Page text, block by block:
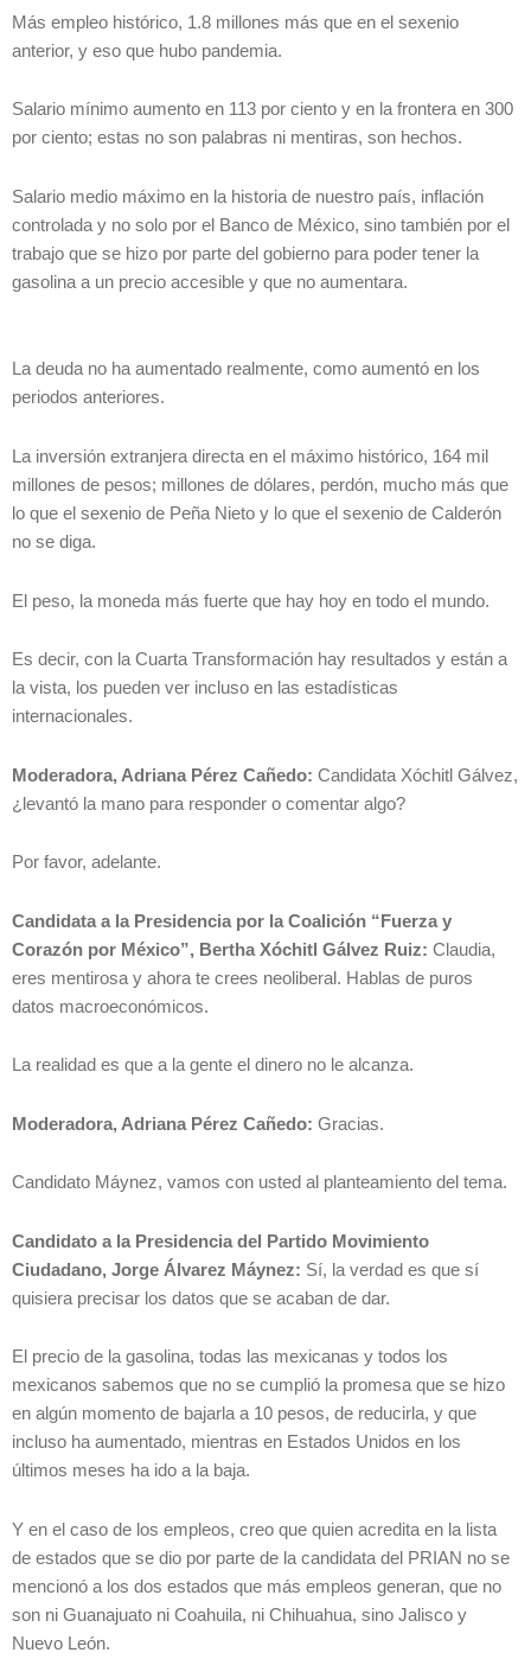
Más empleo histórico, 1.8 millones más que en el sexenio
anterior, y eso que hubo pandemia.
Salario mínimo aumento en 113 por ciento y en la frontera en 300
por ciento; estas no son palabras ni mentiras, son hechos.
Salario medio máximo en la historia de nuestro país, inflación
controlada y no solo por el Banco de México, sino también por el
trabajo que se hizo por parte del gobierno para poder tener la
gasolina a un precio accesible y que no aumentara.
La deuda no ha aumentado realmente, como aumentó en los
periodos anteriores.
La inversión extranjera directa en el máximo histórico, 164 mil
millones de pesos; millones de dólares, perdón, mucho más que
lo que el sexenio de Peña Nieto y lo que el sexenio de Calderón
no se diga.
El peso, la moneda más fuerte que hay hoy en todo el mundo.
Es decir, con la Cuarta Transformación hay resultados y están a
la vista, los pueden ver incluso en las estadísticas
internacionales.
Moderadora, Adriana Pérez Cañedo: Candidata Xóchitl Gálvez,
¿levantó la mano para responder o comentar algo?
Por favor, adelante.
Candidata a la Presidencia por la Coalición “Fuerza y
Corazón por México”, Bertha Xóchitl Gálvez Ruiz: Claudia,
eres mentirosa y ahora te crees neoliberal. Hablas de puros
datos macroeconómicos.
La realidad es que a la gente el dinero no le alcanza.
Moderadora, Adriana Pérez Cañedo: Gracias.
Candidato Máynez, vamos con usted al planteamiento del tema.
Candidato a la Presidencia del Partido Movimiento
Ciudadano, Jorge Álvarez Máynez: Sí, la verdad es que sí
quisiera precisar los datos que se acaban de dar.
El precio de la gasolina, todas las mexicanas y todos los
mexicanos sabemos que no se cumplió la promesa que se hizo
en algún momento de bajarla a 10 pesos, de reducirla, y que
incluso ha aumentado, mientras en Estados Unidos en los
últimos meses ha ido a la baja.
Y en el caso de los empleos, creo que quien acredita en la lista
de estados que se dio por parte de la candidata del PRIAN no se
mencionó a los dos estados que más empleos generan, que no
son ni Guanajuato ni Coahuila, ni Chihuahua, sino Jalisco y
Nuevo León.